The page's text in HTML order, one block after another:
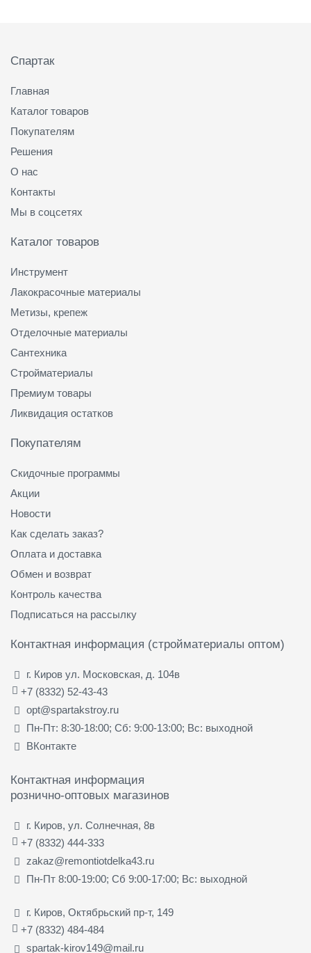
Спартак
Главная
Каталог товаров
Покупателям
Решения
О нас
Контакты
Мы в соцсетях
Каталог товаров
Инструмент
Лакокрасочные материалы
Метизы, крепеж
Отделочные материалы
Сантехника
Стройматериалы
Премиум товары
Ликвидация остатков
Покупателям
Скидочные программы
Акции
Новости
Как сделать заказ?
Оплата и доставка
Обмен и возврат
Контроль качества
Подписаться на рассылку
Контактная информация (стройматериалы оптом)
г. Киров ул. Московская, д. 104в
+7 (8332) 52-43-43
opt@spartakstroy.ru
Пн-Пт: 8:30-18:00; Сб: 9:00-13:00; Вс: выходной
ВКонтакте
Контактная информация
рознично-оптовых магазинов
г. Киров, ул. Солнечная, 8в
+7 (8332) 444-333
zakaz@remontiotdelka43.ru
Пн-Пт 8:00-19:00; Сб 9:00-17:00; Вс: выходной
г. Киров, Октябрьский пр-т, 149
+7 (8332) 484-484
spartak-kirov149@mail.ru